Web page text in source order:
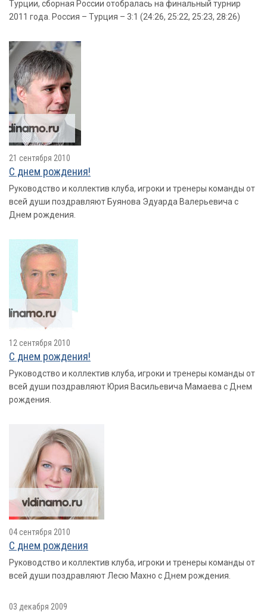
Турции, сборная России отобралась на финальный турнир
2011 года. Россия – Турция – 3:1 (24:26, 25:22, 25:23, 28:26)
21 сентября 2010
С днем рождения!
Руководство и коллектив клуба, игроки и тренеры команды от
всей души поздравляют Буянова Эдуарда Валерьевича с
Днем рождения.
12 сентября 2010
С днем рождения!
Руководство и коллектив клуба, игроки и тренеры команды от
всей души поздравляют Юрия Васильевича Мамаева с Днем
рождения.
04 сентября 2010
С днем рождения
Руководство и коллектив клуба, игроки и тренеры команды от
всей души поздравляют Лесю Махно с Днем рождения.
03 декабря 2009